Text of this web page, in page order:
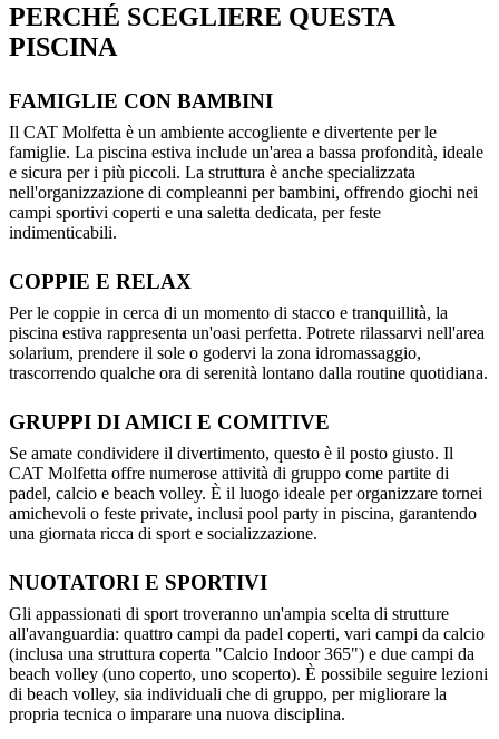
PERCHÉ SCEGLIERE QUESTA
PISCINA
FAMIGLIE CON BAMBINI
Il CAT Molfetta è un ambiente accogliente e divertente per le
famiglie. La piscina estiva include un'area a bassa profondità, ideale
e sicura per i più piccoli. La struttura è anche specializzata
nell'organizzazione di compleanni per bambini, offrendo giochi nei
campi sportivi coperti e una saletta dedicata, per feste
indimenticabili.
COPPIE E RELAX
Per le coppie in cerca di un momento di stacco e tranquillità, la
piscina estiva rappresenta un'oasi perfetta. Potrete rilassarvi nell'area
solarium, prendere il sole o godervi la zona idromassaggio,
trascorrendo qualche ora di serenità lontano dalla routine quotidiana.
GRUPPI DI AMICI E COMITIVE
Se amate condividere il divertimento, questo è il posto giusto. Il
CAT Molfetta offre numerose attività di gruppo come partite di
padel, calcio e beach volley. È il luogo ideale per organizzare tornei
amichevoli o feste private, inclusi pool party in piscina, garantendo
una giornata ricca di sport e socializzazione.
NUOTATORI E SPORTIVI
Gli appassionati di sport troveranno un'ampia scelta di strutture
all'avanguardia: quattro campi da padel coperti, vari campi da calcio
(inclusa una struttura coperta "Calcio Indoor 365") e due campi da
beach volley (uno coperto, uno scoperto). È possibile seguire lezioni
di beach volley, sia individuali che di gruppo, per migliorare la
propria tecnica o imparare una nuova disciplina.